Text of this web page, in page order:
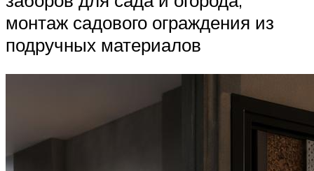
монтаж садового ограждения из
подручных материалов